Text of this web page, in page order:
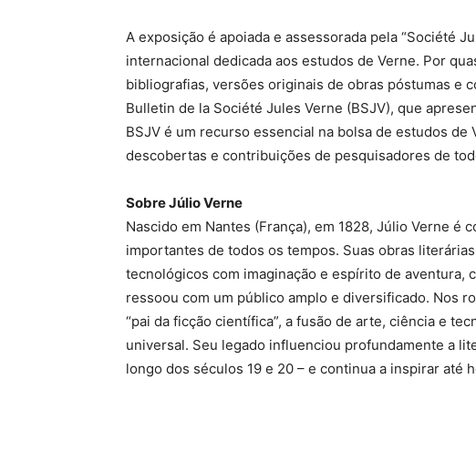
A exposição é apoiada e assessorada pela “Société
internacional dedicada aos estudos de Verne. Por
bibliografias, versões originais de obras póstumas e
Bulletin de la Société Jules Verne (BSJV), que
BSJV é um recurso essencial na bolsa de estudos
descobertas e contribuições de pesquisadores de
Sobre Júlio Verne
Nascido em Nantes (França), em 1828, Júlio Verne é
importantes de todos os tempos. Suas obras
tecnológicos com imaginação e espírito de aventura,
ressoou com um público amplo e diversificado. Nos
“pai da ficção científica”, a fusão de arte, ciência e
universal. Seu legado influenciou profundamente a
longo dos séculos 19 e 20 – e continua a inspirar até